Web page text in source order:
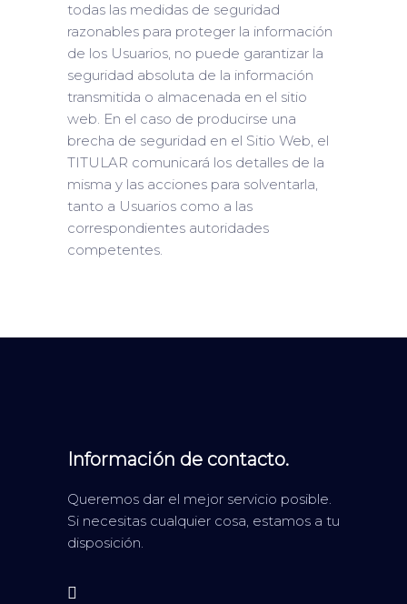
todas las medidas de seguridad
razonables para proteger la información
de los Usuarios, no puede garantizar la
seguridad absoluta de la información
transmitida o almacenada en el sitio
web. En el caso de producirse una
brecha de seguridad en el Sitio Web, el
TITULAR comunicará los detalles de la
misma y las acciones para solventarla,
tanto a Usuarios como a las
correspondientes autoridades
competentes.
Información de contacto.
Queremos dar el mejor servicio posible.
Si necesitas cualquier cosa, estamos a tu
disposición.